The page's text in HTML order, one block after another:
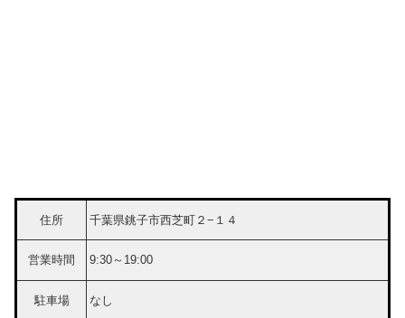
住所 千葉県銚子市西芝町２−１４
営業時間 9:30～19:00
駐車場 なし